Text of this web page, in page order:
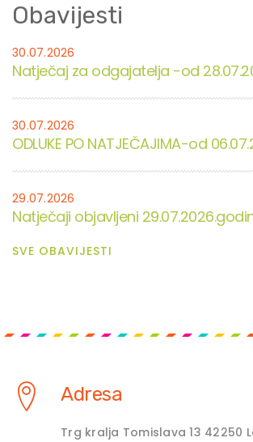
Obavijesti
30.07.2026
Natječaj za odgajatelja -od
30.07.2026
ODLUKE PO NATJEČAJIMA-od
29.07.2026
Natječaji objavljeni
SVE OBAVIJESTI
Adresa
Trg kralja Tomislava 13 42250